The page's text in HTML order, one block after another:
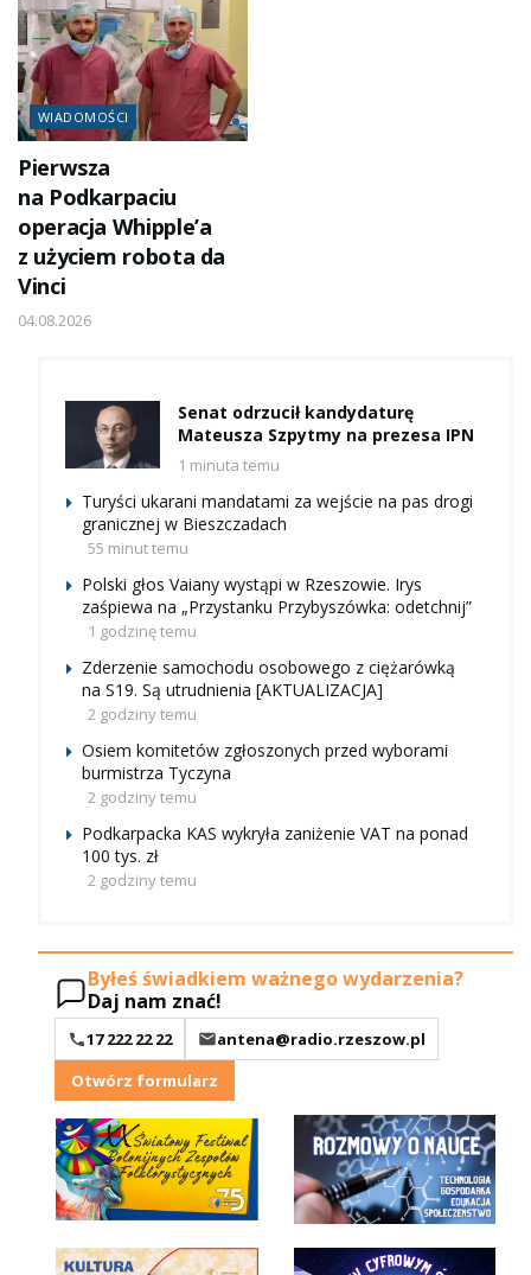
WIADOMOŚCI
Pierwsza
na Podkarpaciu
operacja Whipple’a
z użyciem robota da
Vinci
04.08.2026
Senat odrzucił kandydaturę
Mateusza Szpytmy na prezesa IPN
1 minuta temu
Turyści ukarani mandatami za wejście na pas drogi
granicznej w Bieszczadach
55 minut temu
Polski głos Vaiany wystąpi w Rzeszowie. Irys
zaśpiewa na „Przystanku Przybyszówka: odetchnij”
1 godzinę temu
Zderzenie samochodu osobowego z ciężarówką
na S19. Są utrudnienia [AKTUALIZACJA]
2 godziny temu
Osiem komitetów zgłoszonych przed wyborami
burmistrza Tyczyna
2 godziny temu
Podkarpacka KAS wykryła zaniżenie VAT na ponad
100 tys. zł
2 godziny temu
Byłeś świadkiem ważnego wydarzenia?
Daj nam znać!
17 222 22 22
antena@radio.rzeszow.pl
Otwórz formularz